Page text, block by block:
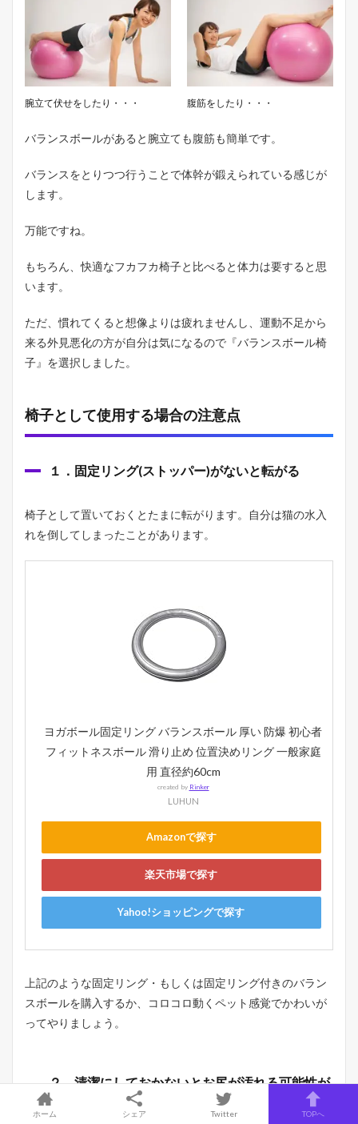
腕立て伏せをしたり・・・ 腹筋をしたり・・・
バランスボールがあると腕立ても腹筋も簡単です。
バランスをとりつつ行うことで体幹が鍛えられている感じが
します。
万能ですね。
もちろん、快適なフカフカ椅子と比べると体力は要すると思
います。
ただ、慣れてくると想像よりは疲れませんし、運動不足から
来る外見悪化の方が自分は気になるので『バランスボール椅
子』を選択しました。
椅子として使用する場合の注意点
１．固定リング(ストッパー)がないと転がる
椅子として置いておくとたまに転がります。自分は猫の水入
れを倒してしまったことがあります。
ヨガボール固定リング バランスボール 厚い 防爆 初心者
フィットネスボール 滑り止め 位置決めリング 一般家庭
用 直径約60cm
created by Rinker
LUHUN
Amazonで探す
楽天市場で探す
Yahoo!ショッピングで探す
上記のような固定リング・もしくは固定リング付きのバラン
スボールを購入するか、コロコロ動くペット感覚でかわいが
ってやりましょう。
２．清潔にしておかないとお尻が汚れる可能性が
ある
ホーム シェア Twitter TOPへ